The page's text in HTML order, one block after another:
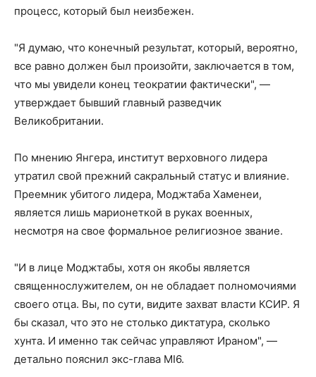
процесс, который был неизбежен.
"Я думаю, что конечный результат, который, вероятно,
все равно должен был произойти, заключается в том,
что мы увидели конец теократии фактически", —
утверждает бывший главный разведчик
Великобритании.
По мнению Янгера, институт верховного лидера
утратил свой прежний сакральный статус и влияние.
Преемник убитого лидера, Моджтаба Хаменеи,
является лишь марионеткой в руках военных,
несмотря на свое формальное религиозное звание.
"И в лице Моджтабы, хотя он якобы является
священнослужителем, он не обладает полномочиями
своего отца. Вы, по сути, видите захват власти КСИР. Я
бы сказал, что это не столько диктатура, сколько
хунта. И именно так сейчас управляют Ираном", —
детально пояснил экс-глава MI6.